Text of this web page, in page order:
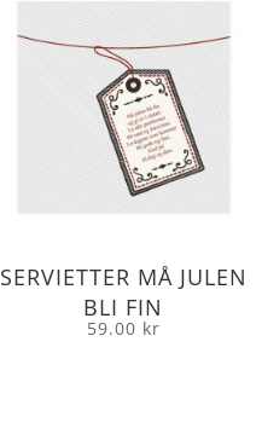
SERVIETTER MÅ JULEN
BLI FIN
59.00 kr